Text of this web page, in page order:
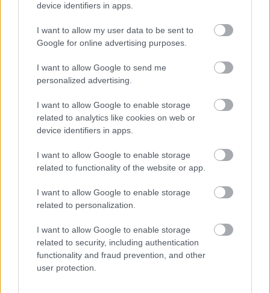
device identifiers in apps.
I want to allow my user data to be sent to
Google for online advertising purposes.
I want to allow Google to send me
personalized advertising.
I want to allow Google to enable storage
related to analytics like cookies on web or
device identifiers in apps.
I want to allow Google to enable storage
related to functionality of the website or app.
I want to allow Google to enable storage
related to personalization.
I want to allow Google to enable storage
related to security, including authentication
functionality and fraud prevention, and other
user protection.